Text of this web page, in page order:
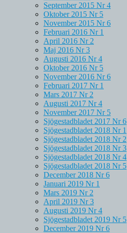
September 2015 Nr 4
Oktober 2015 Nr 5
November 2015 Nr 6
Februari 2016 Nr 1
April 2016 Nr 2
Maj 2016 Nr 3
Augusti 2016 Nr 4
Oktober 2016 Nr 5
November 2016 Nr 6
Februari 2017 Nr 1
Mars 2017 Nr 2
Augusti 2017 Nr 4
November 2017 Nr 5
Sjögestadbladet 2017 Nr 6
Sjögestadbladet 2018 Nr 1
Sjögestadbladet 2018 Nr 2
Sjögestadbladet 2018 Nr 3
Sjögestadbladet 2018 Nr 4
Sjögestadbladet 2018 Nr 5
December 2018 Nr 6
Januari 2019 Nr 1
Mars 2019 Nr 2
April 2019 Nr 3
Augusti 2019 Nr 4
Sjögestadbladet 2019 Nr 5
December 2019 Nr 6